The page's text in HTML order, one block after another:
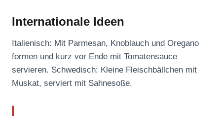
Internationale Ideen
Italienisch: Mit Parmesan, Knoblauch und Oregano
formen und kurz vor Ende mit Tomatensauce
servieren. Schwedisch: Kleine Fleischbällchen mit
Muskat, serviert mit Sahnesoße.